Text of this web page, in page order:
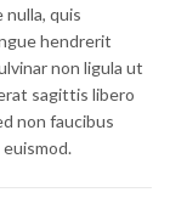
quis
hendrerit
non ligula ut
sagittis libero
non faucibus